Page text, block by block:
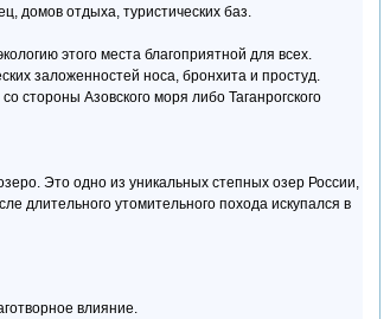
домов отдыха, туристических баз.
этого места благоприятной для всех.
заложенностей носа, бронхита и простуд.
стороны Азовского моря либо Таганрогского
Это одно из уникальных степных озер России,
длительного утомительного похода искупался в
влияние.